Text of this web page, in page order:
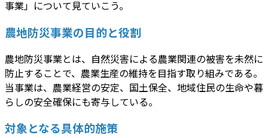
事業」について見ていこう。
農地防災事業の目的と役割
農地防災事業とは、自然災害による農業関連の被害を未然に
防止することで、農業生産の維持を目指す取り組みである。
当事業は、農業経営の安定、国土保全、地域住民の生命や暮
らしの安全確保にも寄与している。
対象となる具体的施策